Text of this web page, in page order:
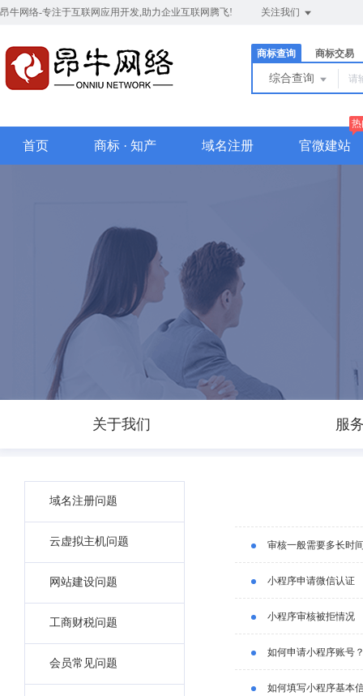
昂牛网络-专注于互联网应用开发,助力企业互联网腾飞! 关注我们
商标查询 商标交易
综合查询
首页 商标 · 知产 域名注册 官微建站
关于我们 服
域名注册问题
云虚拟主机问题
网站建设问题
工商财税问题
会员常见问题
审核一般需要多长时
小程序申请微信认证
小程序审核被拒情况
如何申请小程序账号
如何填写小程序基本